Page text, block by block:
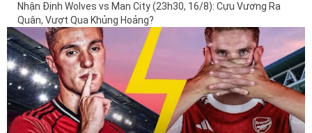
Nhận Định Wolves vs Man City (23h30, 16/8): Cựu Vương Ra
Quân, Vượt Qua Khủng Hoảng?